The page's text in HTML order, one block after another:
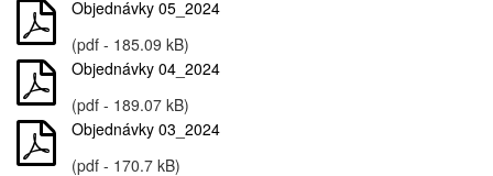
Objednávky 05_2024
(pdf - 185.09 kB)
Objednávky 04_2024
(pdf - 189.07 kB)
Objednávky 03_2024
(pdf - 170.7 kB)